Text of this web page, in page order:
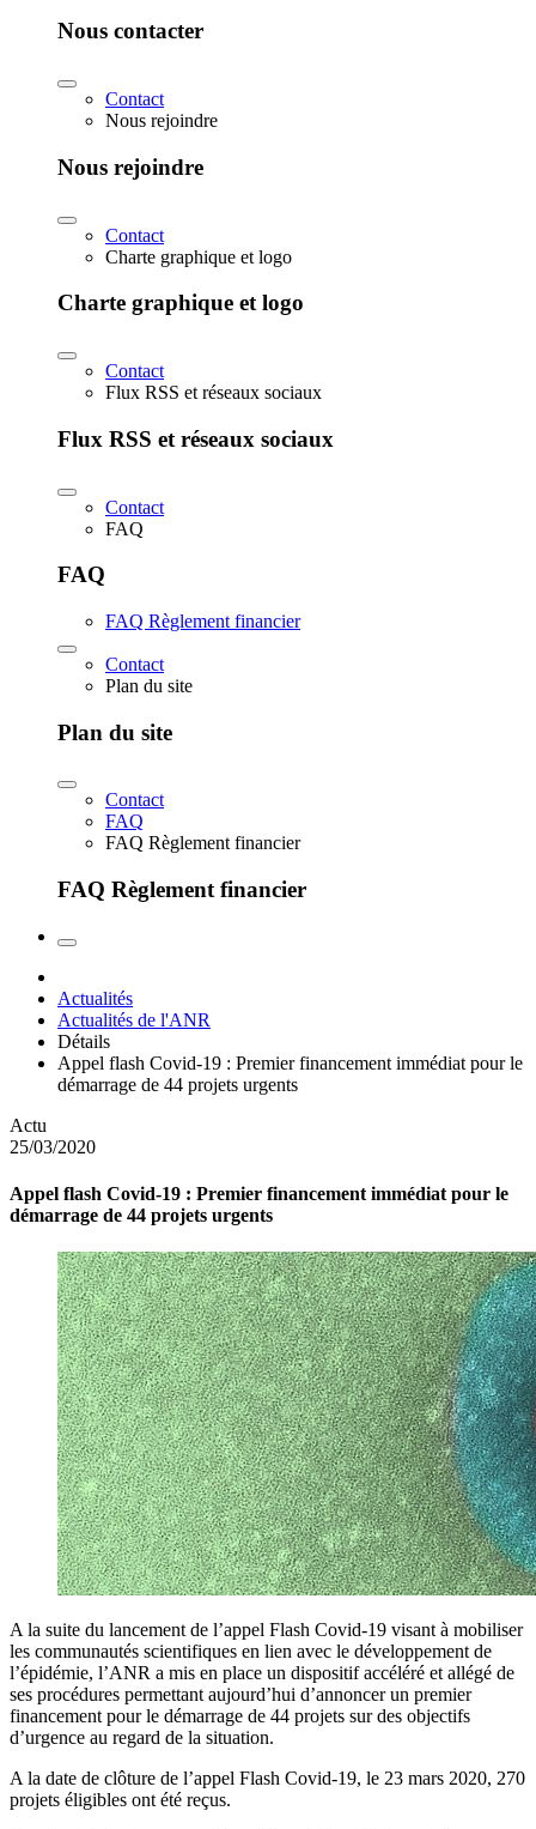
Nous contacter
Contact
Nous rejoindre
Nous rejoindre
Contact
Charte graphique et logo
Charte graphique et logo
Contact
Flux RSS et réseaux sociaux
Flux RSS et réseaux sociaux
Contact
FAQ
FAQ
FAQ Règlement financier
Contact
Plan du site
Plan du site
Contact
FAQ
FAQ Règlement financier
FAQ Règlement financier
Actualités
Actualités de l'ANR
Détails
Appel flash Covid-19 : Premier financement immédiat pour le
démarrage de 44 projets urgents
Actu
25/03/2020
Appel flash Covid-19 : Premier financement immédiat pour le
démarrage de 44 projets urgents
A la suite du lancement de l’appel Flash Covid-19 visant à mobiliser
les communautés scientifiques en lien avec le développement de
l’épidémie, l’ANR a mis en place un dispositif accéléré et allégé de
ses procédures permettant aujourd’hui d’annoncer un premier
financement pour le démarrage de 44 projets sur des objectifs
d’urgence au regard de la situation.
A la date de clôture de l’appel Flash Covid-19, le 23 mars 2020, 270
projets éligibles ont été reçus.